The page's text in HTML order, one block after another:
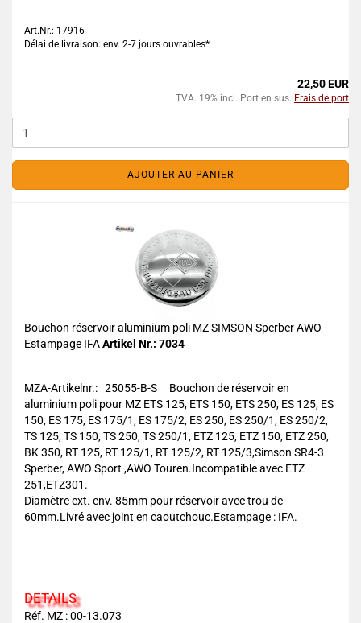
Art.Nr.: 17916
Délai de livraison: env. 2-7 jours ouvrables*
22,50 EUR
TVA. 19% incl. Port en sus. Frais de port
AJOUTER AU PANIER
Bouchon réservoir aluminium poli MZ SIMSON Sperber AWO -
Estampage IFAArtikel Nr.: 7034
MZA-Artikelnr.: 25055-B-S Bouchon de réservoir en
aluminium poli pour MZ ETS 125, ETS 150, ETS 250, ES 125, ES
150, ES 175, ES 175/1, ES 175/2, ES 250, ES 250/1, ES 250/2,
TS 125, TS 150, TS 250, TS 250/1, ETZ 125, ETZ 150, ETZ 250,
BK 350, RT 125, RT 125/1, RT 125/2, RT 125/3,Simson SR4-3
Sperber, AWO Sport ,AWO Touren.Incompatible avec ETZ
251,ETZ301.
Diamètre ext. env. 85mm pour réservoir avec trou de
60mm.Livré avec joint en caoutchouc.Estampage : IFA.
DETAILS
Réf. MZ : 00-13.073